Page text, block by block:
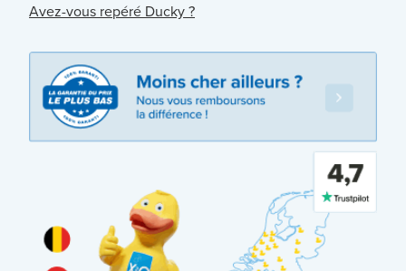
Avez-vous repéré Ducky ?